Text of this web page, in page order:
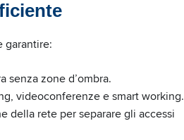
garantire:
senza zone d’ombra.
videoconferenze e smart working.
della rete per separare gli accessi